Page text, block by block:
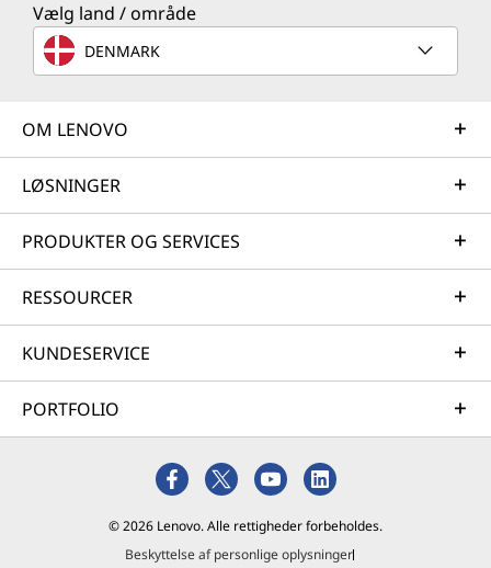
Vælg land / område
DENMARK
OM LENOVO
LØSNINGER
PRODUKTER OG SERVICES
RESSOURCER
KUNDESERVICE
PORTFOLIO
© 2026 Lenovo. Alle rettigheder forbeholdes.
Beskyttelse af personlige oplysninger